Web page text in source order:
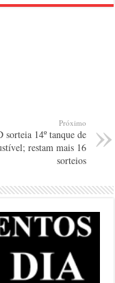
Próximo
sorteia 14º tanque de
restam mais 16
sorteios